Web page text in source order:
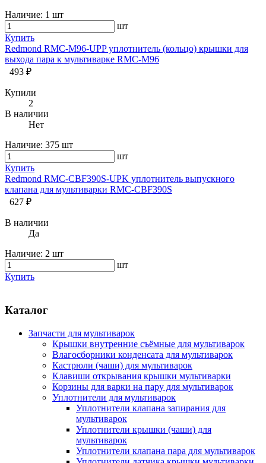
Наличие: 1 шт
шт
Купить
Redmond RMC-M96-UPP уплотнитель (кольцо) крышки для
выхода пара к мультиварке RMC-M96
493 ₽
Купили
2
В наличии
Нет
Наличие: 375 шт
шт
Купить
Redmond RMC-CBF390S-UPK уплотнитель выпускного
клапана для мультиварки RMC-CBF390S
627 ₽
В наличии
Да
Наличие: 2 шт
шт
Купить
Каталог
Запчасти для мультиварок
Крышки внутренние съёмные для мультиварок
Влагосборники конденсата для мультиварок
Кастрюли (чаши) для мультиварок
Клавиши открывания крышки мультиварки
Корзины для варки на пару для мультиварок
Уплотнители для мультиварок
Уплотнители клапана запирания для
мультиварок
Уплотнители крышки (чаши) для
мультиварок
Уплотнители клапана пара для мультиварок